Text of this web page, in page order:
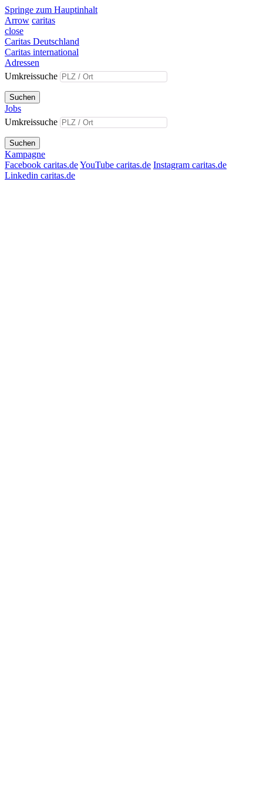
Springe zum Hauptinhalt
Arrow caritas
close
Caritas Deutschland
Caritas international
Adressen
Umkreissuche
Suchen
Jobs
Umkreissuche
Suchen
Kampagne
Facebook caritas.deYouTube caritas.de Instagram caritas.de
Linkedin caritas.de